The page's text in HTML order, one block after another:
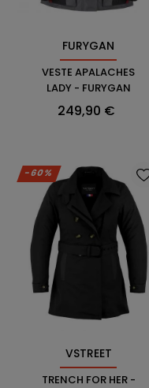
FURYGAN
VESTE APALACHES
LADY - FURYGAN
Prix
249,90 €
-60%
VSTREET
TRENCH FOR HER -